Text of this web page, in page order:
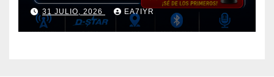
31 JULIO, 2026 EA7IYR